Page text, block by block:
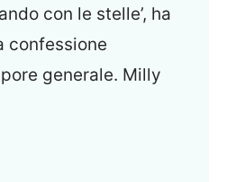
con le stelle’, ha
confessione
generale. Milly